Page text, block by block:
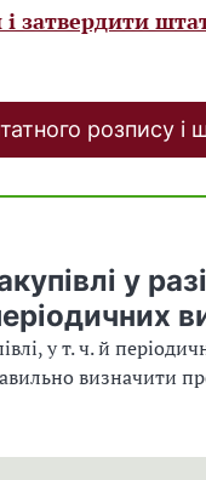
і затвердити
розпису і
у разі
у т. ч. й
визначити